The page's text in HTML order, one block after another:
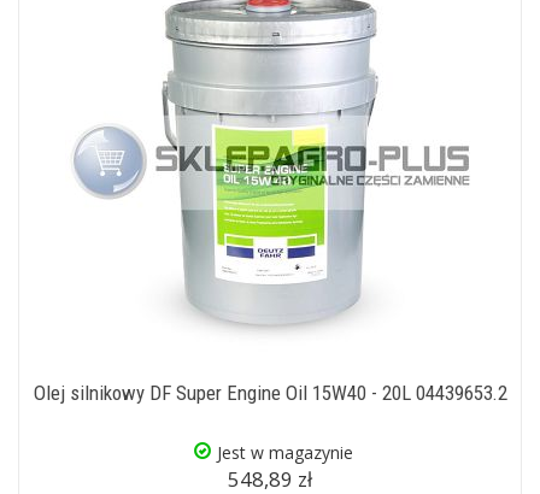
Olej silnikowy DF Super Engine Oil 15W40 - 20L 04439653.2
Jest w magazynie
548,89 zł